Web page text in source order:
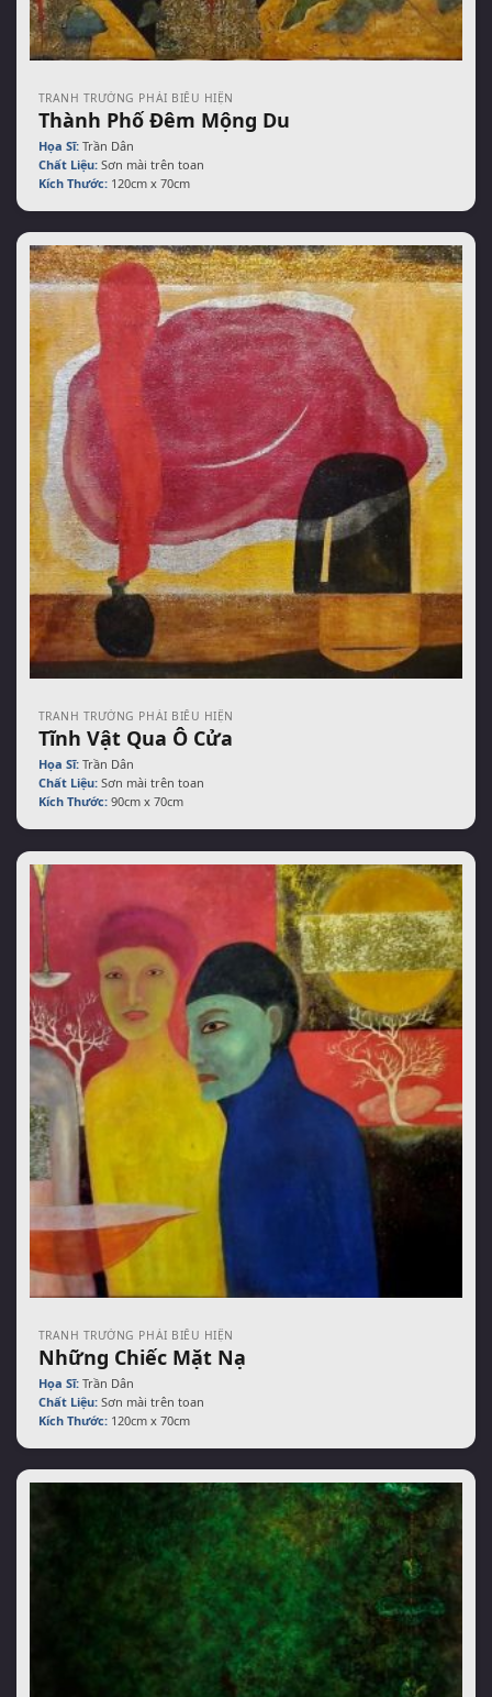
TRANH TRƯỜNG PHÁI BIỂU HIỆN
Thành Phố Đêm Mộng Du
Họa Sĩ:Trần Dân
Chất Liệu:Sơn mài trên toan
Kích Thước:120cm x 70cm
TRANH TRƯỜNG PHÁI BIỂU HIỆN
Tĩnh Vật Qua Ô Cửa
Họa Sĩ:Trần Dân
Chất Liệu:Sơn mài trên toan
Kích Thước:90cm x 70cm
TRANH TRƯỜNG PHÁI BIỂU HIỆN
Những Chiếc Mặt Nạ
Họa Sĩ:Trần Dân
Chất Liệu:Sơn mài trên toan
Kích Thước:120cm x 70cm